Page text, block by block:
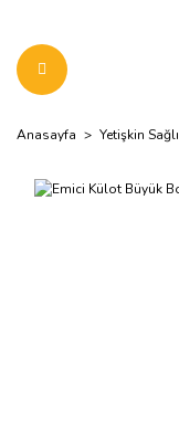
Anasayfa Yetişkin